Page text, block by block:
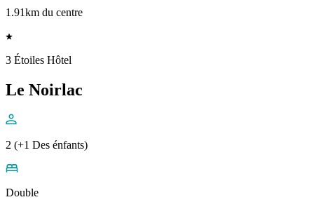
1.91km du centre
3 Étoiles Hôtel
Le Noirlac
2 (+1 Des énfants)
Double